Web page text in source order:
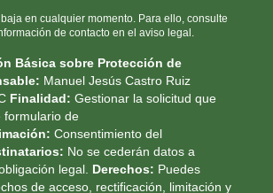
en cualquier momento. Para ello, consulte
de contacto en el aviso legal.
Básica sobre Protección de
Manuel Jesús Castro Ruiz
Finalidad: Gestionar la solicitud que
formulario de
Consentimiento del
No se cederán datos a
legal. Derechos: Puedes
de acceso, rectificación, limitación y